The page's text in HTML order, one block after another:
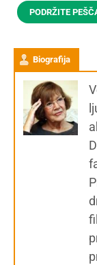
PODRŽITE
Biografija